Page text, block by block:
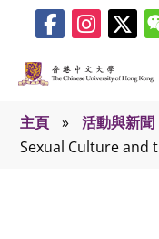
主頁 » 活動與新聞
Sexual Culture and